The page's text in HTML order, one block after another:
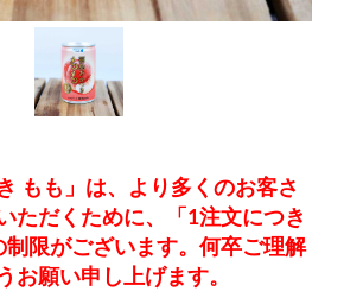
もも」は、より多くのお客さ
ただくために、「1注文につき
制限がございます。何卒ご理解
お願い申し上げます。